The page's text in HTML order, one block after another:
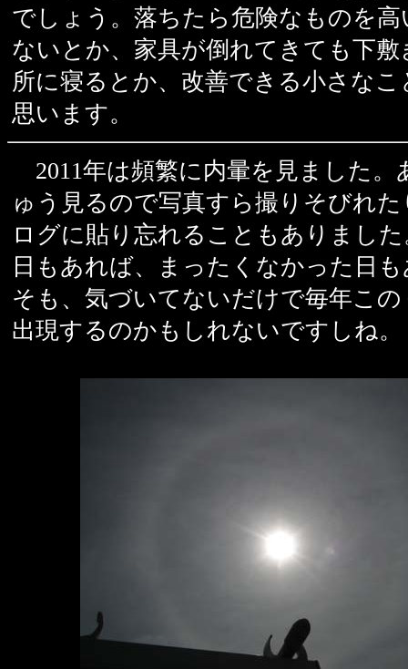
でしょう。落ちたら危険なものを
ないとか、家具が倒れてきても下
所に寝るとか、改善できる小さな
思います。
2011年は頻繁に内暈を見ました。
ゅう見るので写真すら撮りそびれ
ログに貼り忘れることもありまし
日もあれば、まったくなかった日
そも、気づいてないだけで毎年こ
出現するのかもしれないですしね。